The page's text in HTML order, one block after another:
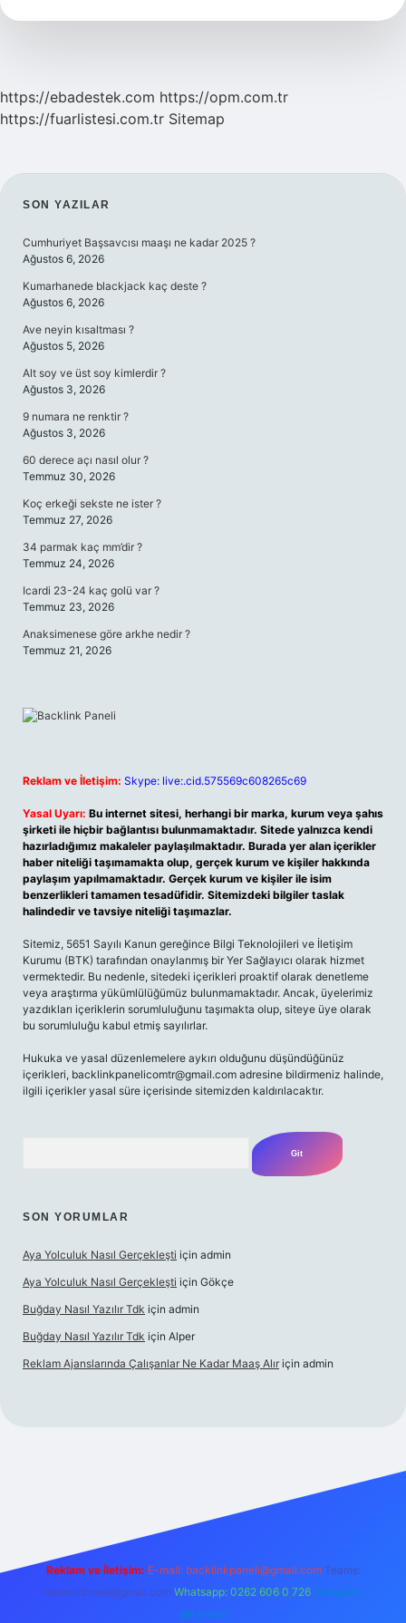
Örnekler
https://ebadestek.com https://opm.com.tr
https://fuarlistesi.com.tr Sitemap
SIDEBAR
SON YAZILAR
Cumhuriyet Başsavcısı maaşı ne kadar 2025 ?
Ağustos 6, 2026
Kumarhanede blackjack kaç deste ?
Ağustos 6, 2026
Ave neyin kısaltması ?
Ağustos 5, 2026
Alt soy ve üst soy kimlerdir ?
Ağustos 3, 2026
9 numara ne renktir ?
Ağustos 3, 2026
60 derece açı nasıl olur ?
Temmuz 30, 2026
Koç erkeği sekste ne ister ?
Temmuz 27, 2026
34 parmak kaç mm’dir ?
Temmuz 24, 2026
Icardi 23-24 kaç golü var ?
Temmuz 23, 2026
Anaksimenese göre arkhe nedir ?
Temmuz 21, 2026
Reklam ve İletişim: Skype: live:.cid.575569c608265c69
Yasal Uyarı: Bu internet sitesi, herhangi bir marka, kurum veya şahıs
şirketi ile hiçbir bağlantısı bulunmamaktadır. Sitede yalnızca kendi
hazırladığımız makaleler paylaşılmaktadır. Burada yer alan içerikler
haber niteliği taşımamakta olup, gerçek kurum ve kişiler hakkında
paylaşım yapılmamaktadır. Gerçek kurum ve kişiler ile isim
benzerlikleri tamamen tesadüfidir. Sitemizdeki bilgiler taslak
halindedir ve tavsiye niteliği taşımazlar.
Sitemiz, 5651 Sayılı Kanun gereğince Bilgi Teknolojileri ve İletişim
Kurumu (BTK) tarafından onaylanmış bir Yer Sağlayıcı olarak hizmet
vermektedir. Bu nedenle, sitedeki içerikleri proaktif olarak denetleme
veya araştırma yükümlülüğümüz bulunmamaktadır. Ancak, üyelerimiz
yazdıkları içeriklerin sorumluluğunu taşımakta olup, siteye üye olarak
bu sorumluluğu kabul etmiş sayılırlar.
Hukuka ve yasal düzenlemelere aykırı olduğunu düşündüğünüz
içerikleri, backlinkpanelicomtr@gmail.com adresine bildirmeniz halinde,
ilgili içerikler yasal süre içerisinde sitemizden kaldırılacaktır.
SON YORUMLAR
Aya Yolculuk Nasıl Gerçekleşti için admin
Aya Yolculuk Nasıl Gerçekleşti için Gökçe
Buğday Nasıl Yazılır Tdk için admin
Buğday Nasıl Yazılır Tdk için Alper
Reklam Ajanslarında Çalışanlar Ne Kadar Maaş Alır için admin
Reklam ve İletişim: E-mail: backlinkpaneli@gmail.com Teams:
forumhizmeti@gmail.com Whatsapp: 0262 606 0 726 Telegram:
@karabul